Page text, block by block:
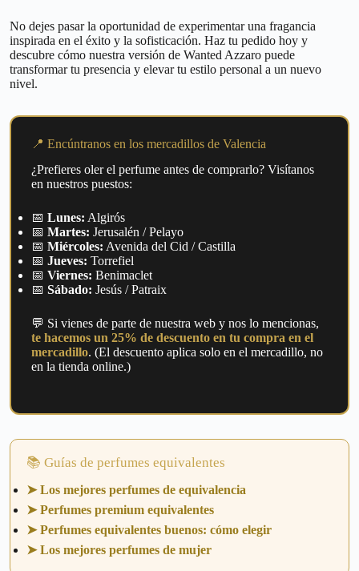
No dejes pasar la oportunidad de experimentar una fragancia
inspirada en el éxito y la sofisticación. Haz tu pedido hoy y
descubre cómo nuestra versión de Wanted Azzaro puede
transformar tu presencia y elevar tu estilo personal a un nuevo
nivel.
📍 Encúntranos en los mercadillos de Valencia
¿Prefieres oler el perfume antes de comprarlo? Visítanos
en nuestros puestos:
📅 Lunes: Algirós
📅 Martes: Jerusalén / Pelayo
📅 Miércoles: Avenida del Cid / Castilla
📅 Jueves: Torrefiel
📅 Viernes: Benimaclet
📅 Sábado: Jesús / Patraix
💬 Si vienes de parte de nuestra web y nos lo mencionas,
te hacemos un 25% de descuento en tu compra en el
mercadillo. (El descuento aplica solo en el mercadillo, no
en la tienda online.)
📚 Guías de perfumes equivalentes
➤ Los mejores perfumes de equivalencia
➤ Perfumes premium equivalentes
➤ Perfumes equivalentes buenos: cómo elegir
➤ Los mejores perfumes de mujer